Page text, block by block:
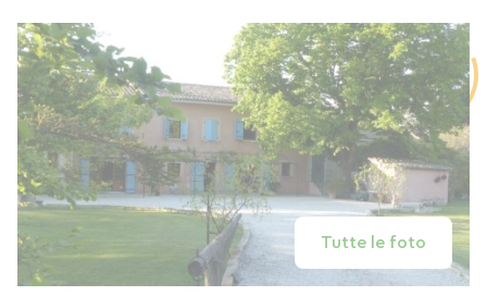
Tutte le foto